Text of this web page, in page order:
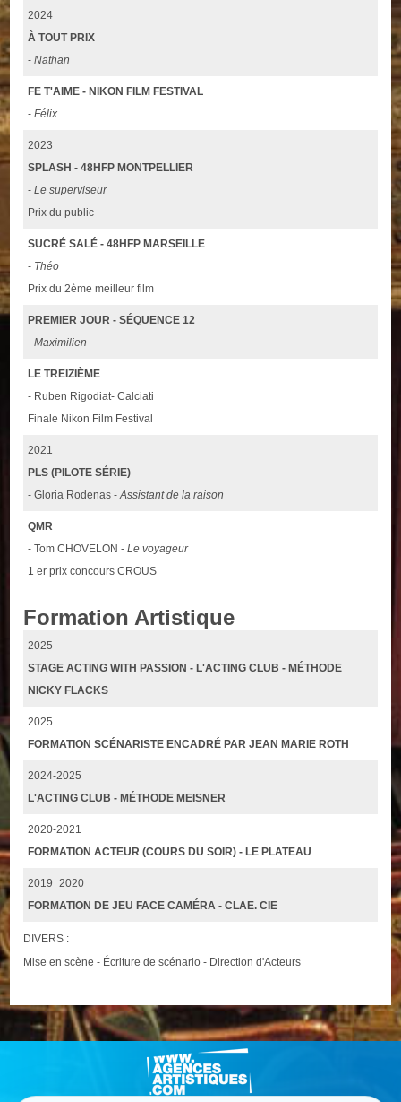
2024
À TOUT PRIX
-Nathan
FE T'AIME - NIKON FILM FESTIVAL
-Félix
2023
SPLASH - 48HFP MONTPELLIER
-Le superviseur
Prix du public
SUCRÉ SALÉ - 48HFP MARSEILLE
- Théo
Prix du 2ème meilleur film
PREMIER JOUR - SÉQUENCE 12
-Maximilien
LE TREIZIÈME
- Ruben Rigodiat- Calciati
Finale Nikon Film Festival
2021
PLS (PILOTE SÉRIE)
- Gloria Rodenas -Assistant de la raison
QMR
- Tom CHOVELON -Le voyageur
1 er prix concours CROUS
Formation Artistique
2025
STAGE ACTING WITH PASSION - L'ACTING CLUB - MÉTHODE
NICKY FLACKS
2025
FORMATION SCÉNARISTE ENCADRÉ PAR JEAN MARIE ROTH
2024-2025
L'ACTING CLUB - MÉTHODE MEISNER
2020-2021
FORMATION ACTEUR (COURS DU SOIR) - LE PLATEAU
2019_2020
FORMATION DE JEU FACE CAMÉRA - CLAE. CIE
DIVERS :
Mise en scène - Écriture de scénario - Direction d'Acteurs